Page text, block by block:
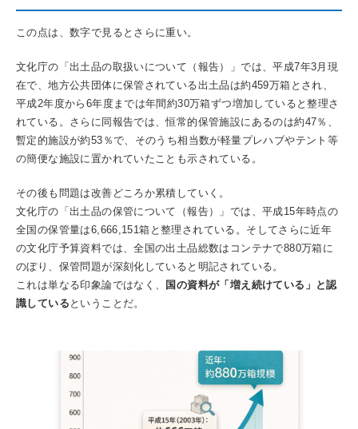
この点は、数字で見るとさらに重い。
文化庁の「出土品の取扱いについて（報告）」では、平成7年3月現
在で、地方公共団体に保管されている出土品は約459万箱とされ、
平成2年度から6年度までは年間約30万箱ずつ増加していると整理さ
れている。さらに同報告では、恒常的保管施設にあるのは約47％、
暫定的施設が約53％で、そのうち相当数が軽量プレハブやテント等
の簡便な施設に置かれていたことも示されている。
その後も問題は改善どころか累積していく。
文化庁の「出土品の保管について（報告）」では、平成15年時点の
全国の保管量は6,666,151箱と整理されている。そしてさらに近年
の文化庁予算資料では、全国の出土品総数はコンテナで880万箱に
のぼり、保管問題が深刻化していると明記されている。
これは単なる印象論ではなく、
国の資料が「増え続けている」と認
識している ということだ。